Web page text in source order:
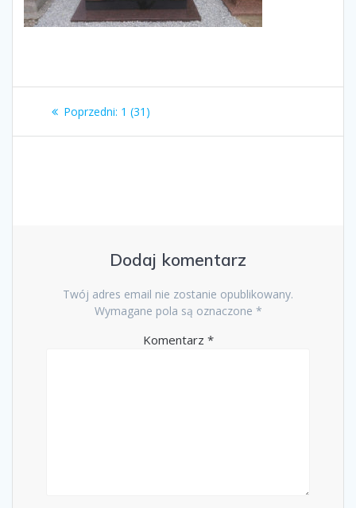
Nawigacja
wpisu
Poprzedni: Poprzedni
1 (31)
Dodaj komentarz
Twój adres email nie zostanie opublikowany.
Wymagane pola są oznaczone *
Komentarz *